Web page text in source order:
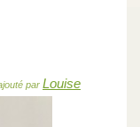
par Louise